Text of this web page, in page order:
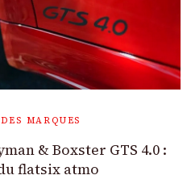
MARQUES
& Boxster GTS 4.0 :
flatsix atmo